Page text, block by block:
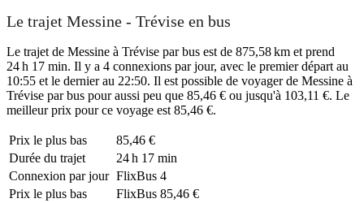
Le trajet Messine - Trévise en bus
Le trajet de Messine à Trévise par bus est de 875,58 km et prend
24 h 17 min. Il y a 4 connexions par jour, avec le premier départ au
10:55 et le dernier au 22:50. Il est possible de voyager de Messine à
Trévise par bus pour aussi peu que 85,46 € ou jusqu'à 103,11 €. Le
meilleur prix pour ce voyage est 85,46 €.
Prix ​​le plus bas
85,46 €
Durée du trajet
24 h 17 min
Connexion par jour FlixBus 4
Prix ​​le plus bas
FlixBus 85,46 €